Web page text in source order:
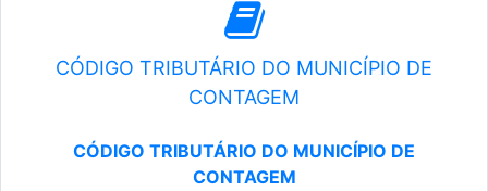
CÓDIGO TRIBUTÁRIO DO MUNICÍPIO DE
CONTAGEM
CÓDIGO TRIBUTÁRIO DO MUNICÍPIO DE
CONTAGEM